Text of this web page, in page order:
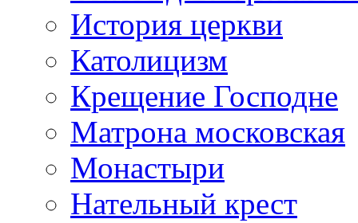
История церкви
Католицизм
Крещение Господне
Матрона московская
Монастыри
Нательный крест